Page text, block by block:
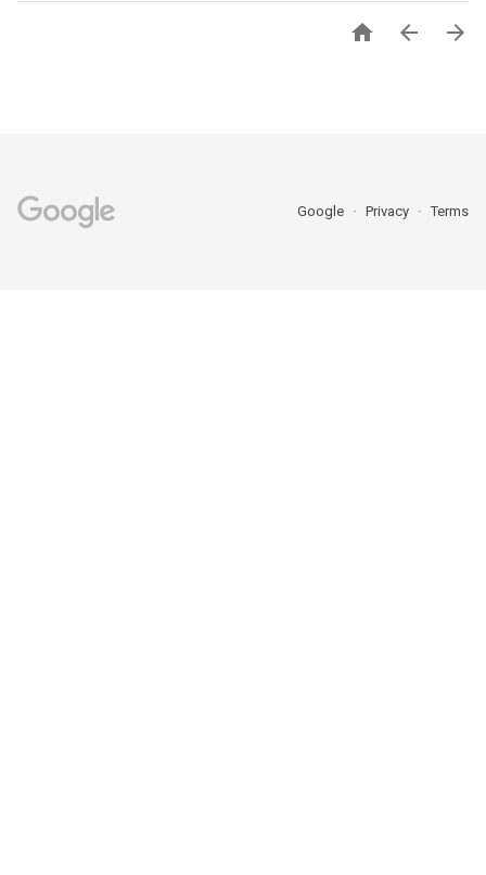
  
Google Privacy Terms